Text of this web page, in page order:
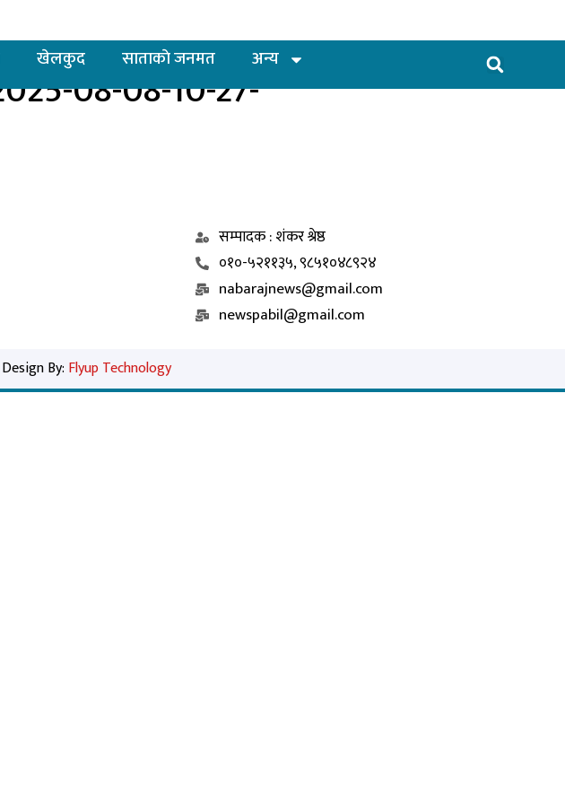
खेलकुद साताकाे जनमत अन्य
08-08-10-27-
सम्पादक : शंकर श्रेष्ठ
०१०-५२११३५, ९८५१०४८९२४
nabarajnews@gmail.com
newspabil@gmail.com
By: Flyup Technology